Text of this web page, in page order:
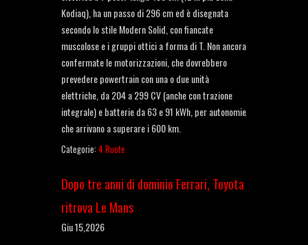
Kodiaq), ha un passo di 296 cm ed è disegnata
secondo lo stile Modern Solid, con fiancate
muscolose e i gruppi ottici a forma di T. Non ancora
confermate le motorizzazioni, che dovrebbero
prevedere powertrain con una o due unità
elettriche, da 204 a 299 CV (anche con trazione
integrale) e batterie da 63 e 91 kWh, per autonomie
che arrivano a superare i 600 km.
Categorie: 4 Ruote
Dopo tre anni di dominio Ferrari, Toyota
ritrova Le Mans
Giu 15,2026